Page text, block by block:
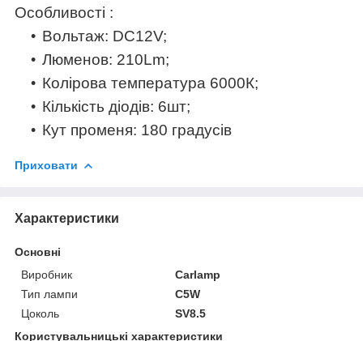
Особливості :
Вольтаж: DC12V;
Люменов: 210Lm;
Колірова температура 6000К;
Кількість діодів: 6шт;
Кут променя: 180 градусів
Приховати
Характеристики
Основні
Виробник
Carlamp
Тип лампи
C5W
Цоколь
SV8.5
Користувальницькі характеристики